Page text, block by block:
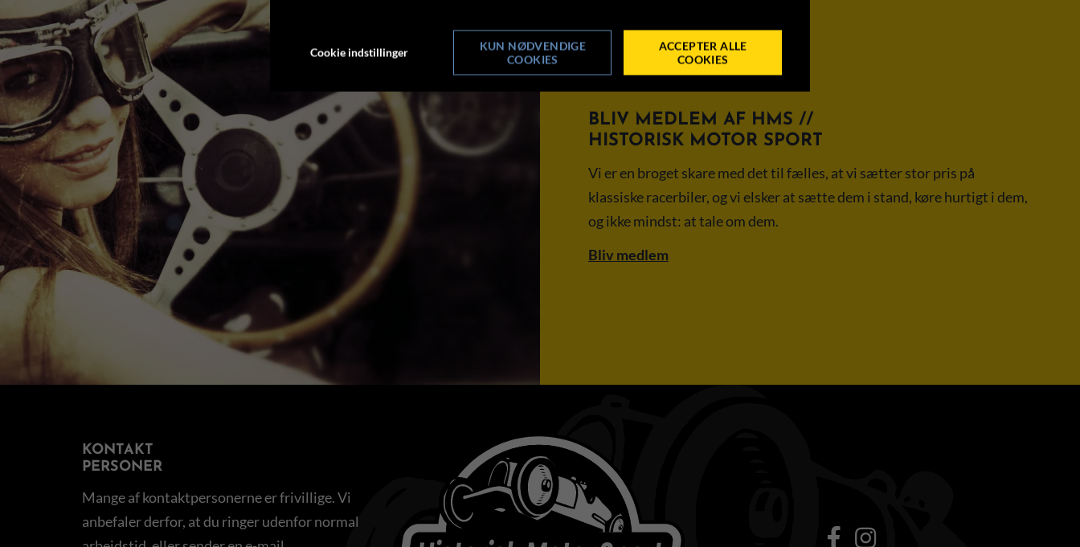
BLIV MEDLEM AF HMS //
HISTORISK MOTOR SPORT
Vi er en broget skare med det til fælles, at vi sætter stor pris på
klassiske racerbiler, og vi elsker at sætte dem i stand, køre hurtigt i dem,
og ikke mindst: at tale om dem.
Bliv medlem
KONTAKT
PERSONER
Mange af kontaktpersonerne er frivillige. Vi
anbefaler derfor, at du ringer udenfor normal
Cookie indstillinger
KUN NØDVENDIGE
COOKIES
ACCEPTER ALLE
COOKIES